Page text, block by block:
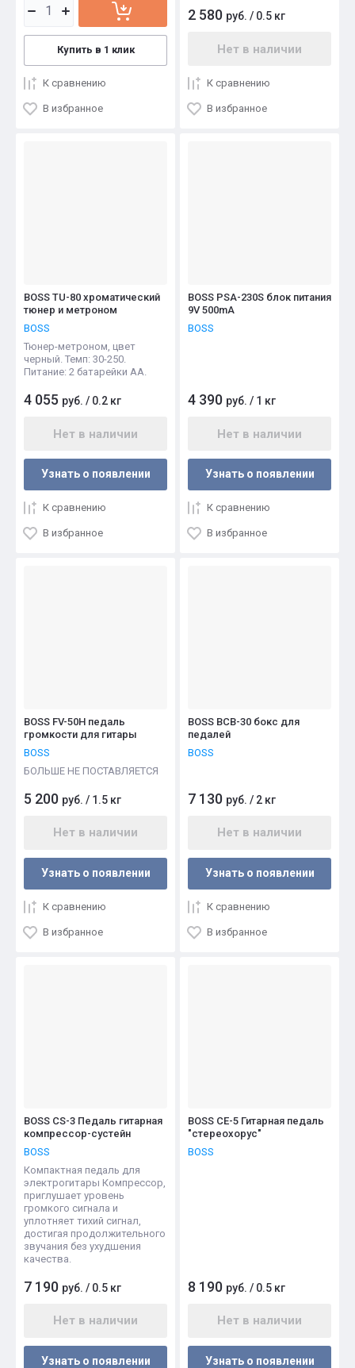
Купить в 1 клик
К сравнению
В избранное
2 580 руб. / 0.5 кг
Нет в наличии
К сравнению
В избранное
BOSS TU-80 хроматический
тюнер и метроном
BOSS
Тюнер-метроном, цвет
черный. Темп: 30-250.
Питание: 2 батарейки AA.
4 055 руб. / 0.2 кг
Нет в наличии
Узнать о появлении
К сравнению
В избранное
BOSS PSA-230S блок питания
9V 500mA
BOSS
4 390 руб. / 1 кг
Нет в наличии
Узнать о появлении
К сравнению
В избранное
BOSS FV-50H педаль
громкости для гитары
BOSS
БОЛЬШЕ НЕ ПОСТАВЛЯЕТСЯ
5 200 руб. / 1.5 кг
Нет в наличии
Узнать о появлении
К сравнению
В избранное
BOSS BCB-30 бокс для
педалей
BOSS
7 130 руб. / 2 кг
Нет в наличии
Узнать о появлении
К сравнению
В избранное
BOSS CS-3 Педаль гитарная
компрессор-сустейн
BOSS
Компактная педаль для
электрогитары Компрессор,
приглушает уровень
громкого сигнала и
уплотняет тихий сигнал,
достигая продолжительного
звучания без ухудшения
качества.
7 190 руб. / 0.5 кг
Нет в наличии
Узнать о появлении
BOSS CE-5 Гитарная педаль
"стереохорус"
BOSS
8 190 руб. / 0.5 кг
Нет в наличии
Узнать о появлении